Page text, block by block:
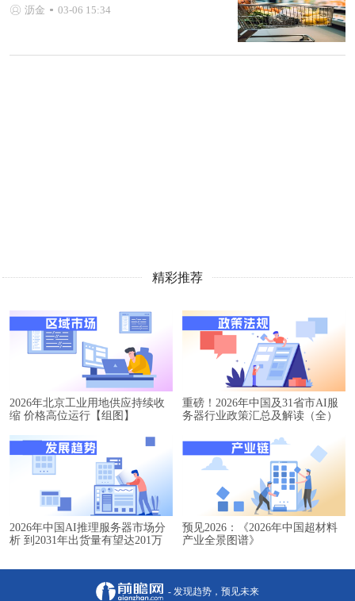
沥金 03-06 15:34
精彩推荐
2026年北京工业用地供应持续收
缩 价格高位运行【组图】
重磅！2026年中国及31省市AI服
务器行业政策汇总及解读（全）
2026年中国AI推理服务器市场分
析 到2031年出货量有望达201万
预见2026：《2026年中国超材料
产业全景图谱》
- 发现趋势，预见未来